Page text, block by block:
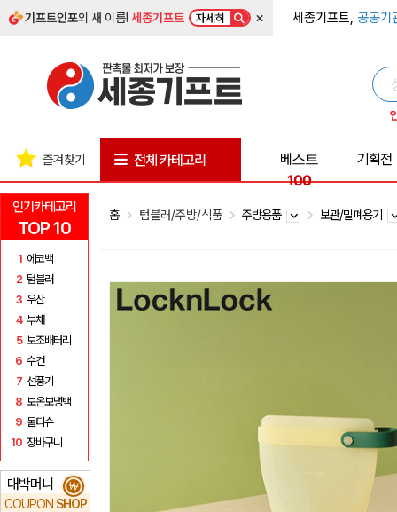
기프트인포의 새 이름!세종기프트 자세히 × 세종기프트, 공공기
인기카테고리
TOP 10
1 에코백
2 텀블러
3 우산
4 부채
5 보조배터리
6 수건
7 선풍기
8 보온보냉백
9 물티슈
10 장바구니
대박머니
COUPON SHOP
₩
즐겨찾기 전체 카테고리
베스트
100
기획전
홈 텀블러/주방/식품 주방용품 보관/밀폐용기